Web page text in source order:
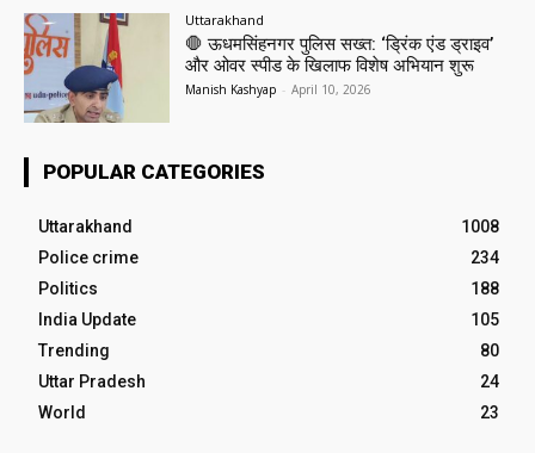
Uttarakhand
🛑 ऊधमसिंहनगर पुलिस सख्त: ‘ड्रिंक एंड ड्राइव’
और ओवर स्पीड के खिलाफ विशेष अभियान शुरू
Manish Kashyap - April 10, 2026
POPULAR CATEGORIES
Uttarakhand
1008
Police crime
234
Politics
188
India Update
105
Trending
80
Uttar Pradesh
24
World
23